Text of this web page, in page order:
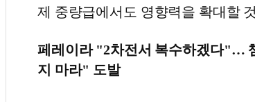
제 중량급에서도 영향력을 확대할
페레이라 "2차전서 복수하겠다"…
지 마라" 도발